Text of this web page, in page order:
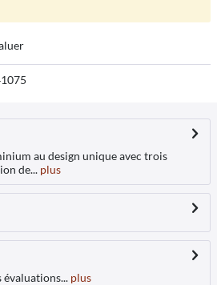
au design unique avec trois
de... plus
plus